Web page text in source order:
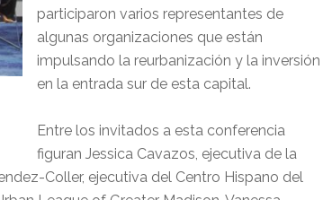
participaron varios representantes de
algunas organizaciones que están
impulsando la reurbanización y la inversión
en la entrada sur de esta capital.
Entre los invitados a esta conferencia
figuran Jessica Cavazos, ejecutiva de la
Coller, ejecutiva del Centro Hispano del